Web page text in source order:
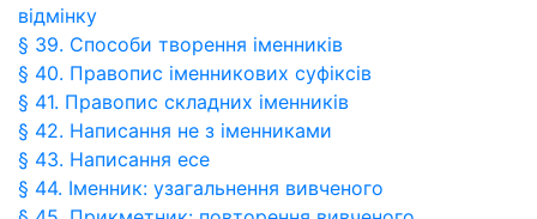
відмінку
§ 39. Способи творення іменників
§ 40. Правопис іменникових суфіксів
§ 41. Правопис складних іменників
§ 42. Написання не з іменниками
§ 43. Написання есе
§ 44. Іменник: узагальнення вивченого